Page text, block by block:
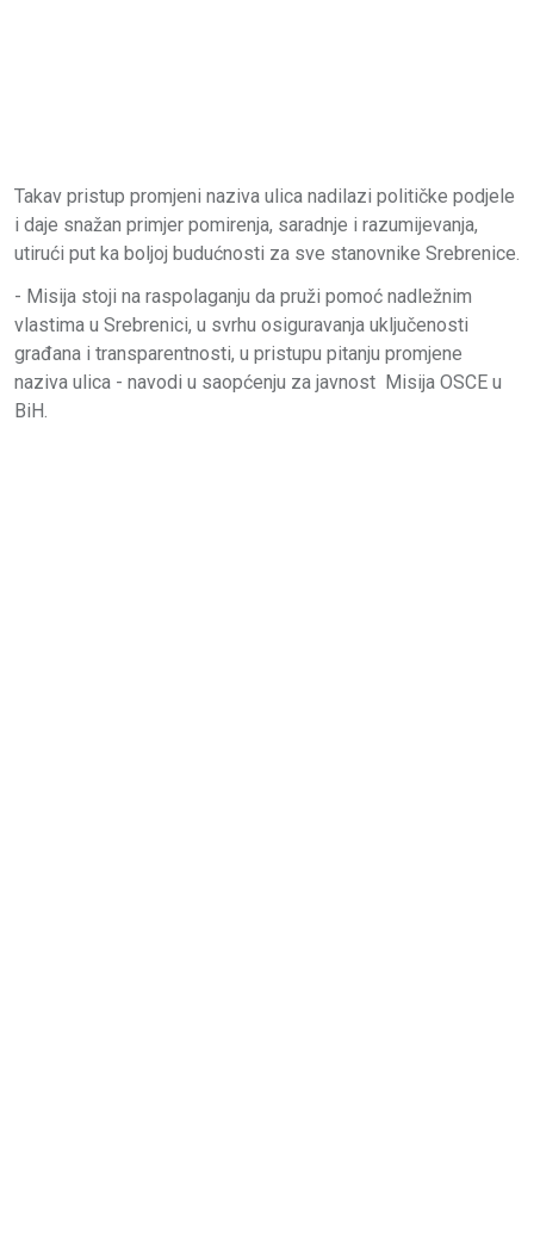
Takav pristup promjeni naziva ulica nadilazi političke podjele
i daje snažan primjer pomirenja, saradnje i razumijevanja,
utirući put ka boljoj budućnosti za sve stanovnike Srebrenice.
- Misija stoji na raspolaganju da pruži pomoć nadležnim
vlastima u Srebrenici, u svrhu osiguravanja uključenosti
građana i transparentnosti, u pristupu pitanju promjene
naziva ulica - navodi u saopćenju za javnost Misija OSCE u
BiH.